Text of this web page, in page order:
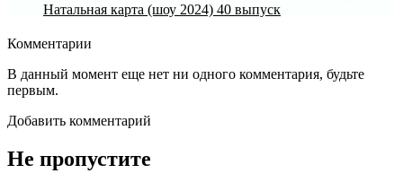
Натальная карта (шоу 2024) 40 выпуск
Комментарии
В данный момент еще нет ни одного комментария, будьте
первым.
Добавить комментарий
Не пропустите